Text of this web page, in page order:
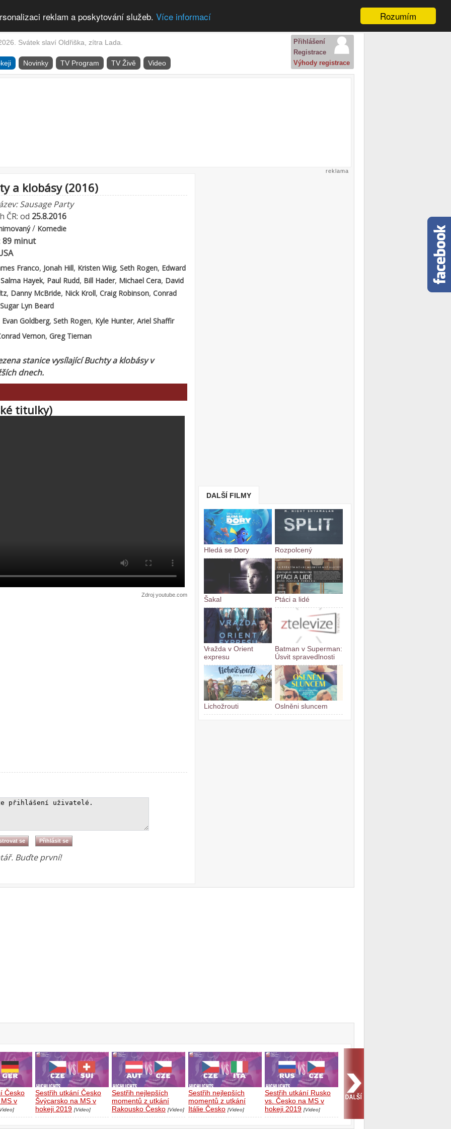
Rozumím
reklam a poskytování služeb. Více informací
Svátek slaví Oldřiška, zítra Lada.
Novinky TV Program TV Živě Video
Přihlášení
Registrace
Výhody registrace
reklama
DALŠÍ FILMY
Hledá se Dory Rozpolcený
Šakal Ptáci a lidé
Vražda v Orient
expresu
Batman v Superman:
Úsvit spravedlnosti
Lichožrouti Oslněni sluncem
a klobásy (2016)
Sausage Party
ČR: od 25.8.2016
/ Komedie
89 minut
Franco, Jonah Hill, Kristen Wiig, Seth Rogen, Edward
Salma Hayek, Paul Rudd, Bill Hader, Michael Cera, David
, Danny McBride, Nick Kroll, Craig Robinson, Conrad
Sugar Lyn Beard
Evan Goldberg, Seth Rogen, Kyle Hunter, Ariel Shaffir
Vernon, Greg Tiernan
stanice vysílající Buchty a klobásy v
dnech.
titulky)
Zdroj youtube.com
Buďte první!
Česko
v
Sestřih utkání Česko
Švýcarsko na MS v
hokeji 2019 [Video]
Sestřih nejlepších
momentů z utkání
Rakousko Česko [Video]
Sestřih nejlepších
momentů z utkání
Itálie Česko [Video]
Sestřih utkání Rusko
vs. Česko na MS v
hokeji 2019 [Video]